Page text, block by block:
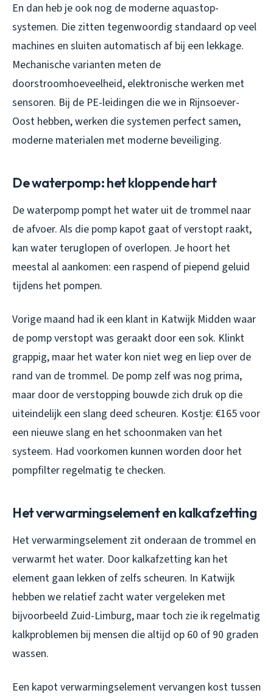
En dan heb je ook nog de moderne aquastop-
systemen. Die zitten tegenwoordig standaard op veel
machines en sluiten automatisch af bij een lekkage.
Mechanische varianten meten de
doorstroomhoeveelheid, elektronische werken met
sensoren. Bij de PE-leidingen die we in Rijnsoever-
Oost hebben, werken die systemen perfect samen,
moderne materialen met moderne beveiliging.
De waterpomp: het kloppende hart
De waterpomp pompt het water uit de trommel naar
de afvoer. Als die pomp kapot gaat of verstopt raakt,
kan water teruglopen of overlopen. Je hoort het
meestal al aankomen: een raspend of piepend geluid
tijdens het pompen.
Vorige maand had ik een klant in Katwijk Midden waar
de pomp verstopt was geraakt door een sok. Klinkt
grappig, maar het water kon niet weg en liep over de
rand van de trommel. De pomp zelf was nog prima,
maar door de verstopping bouwde zich druk op die
uiteindelijk een slang deed scheuren. Kostje: €165 voor
een nieuwe slang en het schoonmaken van het
systeem. Had voorkomen kunnen worden door het
pompfilter regelmatig te checken.
Het verwarmingselement en kalkafzetting
Het verwarmingselement zit onderaan de trommel en
verwarmt het water. Door kalkafzetting kan het
element gaan lekken of zelfs scheuren. In Katwijk
hebben we relatief zacht water vergeleken met
bijvoorbeeld Zuid-Limburg, maar toch zie ik regelmatig
kalkproblemen bij mensen die altijd op 60 of 90 graden
wassen.
Een kapot verwarmingselement vervangen kost tussen